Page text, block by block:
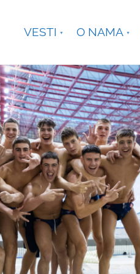
VESTI O NAMA